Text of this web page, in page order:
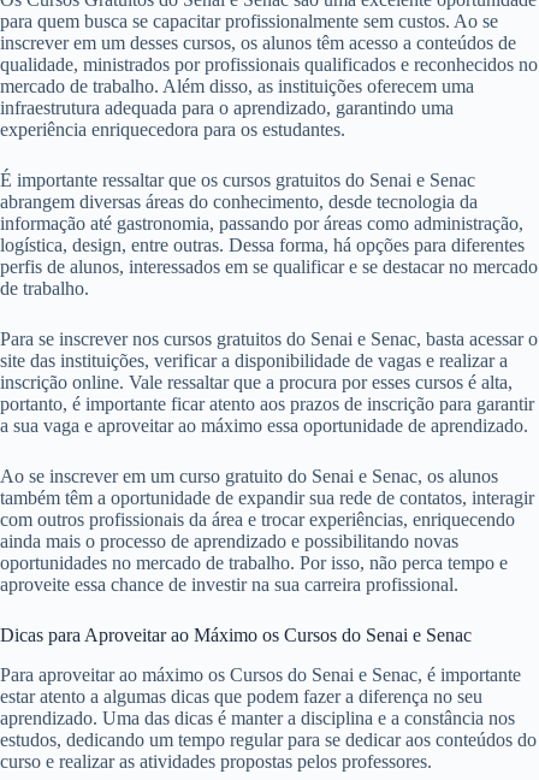
para quem busca se capacitar profissionalmente sem custos. Ao se
inscrever em um desses cursos, os alunos têm acesso a conteúdos de
qualidade, ministrados por profissionais qualificados e reconhecidos no
mercado de trabalho. Além disso, as instituições oferecem uma
infraestrutura adequada para o aprendizado, garantindo uma
experiência enriquecedora para os estudantes.
É importante ressaltar que os cursos gratuitos do Senai e Senac
abrangem diversas áreas do conhecimento, desde tecnologia da
informação até gastronomia, passando por áreas como administração,
logística, design, entre outras. Dessa forma, há opções para diferentes
perfis de alunos, interessados em se qualificar e se destacar no mercado
de trabalho.
Para se inscrever nos cursos gratuitos do Senai e Senac, basta acessar o
site das instituições, verificar a disponibilidade de vagas e realizar a
inscrição online. Vale ressaltar que a procura por esses cursos é alta,
portanto, é importante ficar atento aos prazos de inscrição para garantir
a sua vaga e aproveitar ao máximo essa oportunidade de aprendizado.
Ao se inscrever em um curso gratuito do Senai e Senac, os alunos
também têm a oportunidade de expandir sua rede de contatos, interagir
com outros profissionais da área e trocar experiências, enriquecendo
ainda mais o processo de aprendizado e possibilitando novas
oportunidades no mercado de trabalho. Por isso, não perca tempo e
aproveite essa chance de investir na sua carreira profissional.
Dicas para Aproveitar ao Máximo os Cursos do Senai e Senac
Para aproveitar ao máximo os Cursos do Senai e Senac, é importante
estar atento a algumas dicas que podem fazer a diferença no seu
aprendizado. Uma das dicas é manter a disciplina e a constância nos
estudos, dedicando um tempo regular para se dedicar aos conteúdos do
curso e realizar as atividades propostas pelos professores.